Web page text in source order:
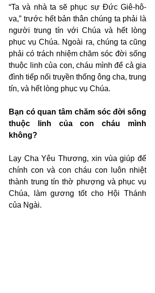
“Ta và nhà ta sẽ phục sự Đức Giê-hô-
va,” trước hết bản thân chúng ta phải là
người trung tín với Chúa và hết lòng
phục vụ Chúa. Ngoài ra, chúng ta cũng
phải có trách nhiệm chăm sóc đời sống
thuộc linh của con, cháu mình để cả gia
đình tiếp nối truyền thống ông cha, trung
tín, và hết lòng phục vụ Chúa.
Bạn có quan tâm chăm sóc đời sống
thuộc linh của con cháu mình
không?
Lạy Cha Yêu Thương, xin vùa giúp để
chính con và con cháu con luôn nhiệt
thành trung tín thờ phượng và phục vụ
Chúa, làm gương tốt cho Hội Thánh
của Ngài.